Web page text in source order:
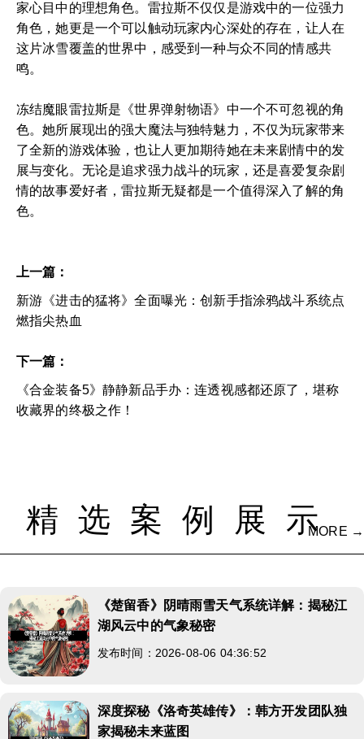
家心目中的理想角色。雷拉斯不仅仅是游戏中的一位强力
角色，她更是一个可以触动玩家内心深处的存在，让人在
这片冰雪覆盖的世界中，感受到一种与众不同的情感共
鸣。
冻结魔眼雷拉斯是《世界弹射物语》中一个不可忽视的角
色。她所展现出的强大魔法与独特魅力，不仅为玩家带来
了全新的游戏体验，也让人更加期待她在未来剧情中的发
展与变化。无论是追求强力战斗的玩家，还是喜爱复杂剧
情的故事爱好者，雷拉斯无疑都是一个值得深入了解的角
色。
上一篇：
新游《进击的猛将》全面曝光：创新手指涂鸦战斗系统点
燃指尖热血
下一篇：
《合金装备5》静静新品手办：连透视感都还原了，堪称
收藏界的终极之作！
精选案例展示MORE →
《楚留香》阴晴雨雪天气系统详解：揭秘江
湖风云中的气象秘密
发布时间：2026-08-06 04:36:52
深度探秘《洛奇英雄传》：韩方开发团队独
家揭秘未来蓝图